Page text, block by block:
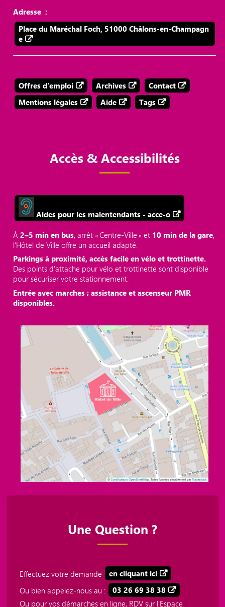
Adresse :
Place du Maréchal Foch, 51000 Châlons-en-Champagn
e
Offres d'emploi Archives
Contact
Mentions légales
Aide Tags
Accès & Accessibilités
Aides pour les malentendants - acce-o
À2–5 min en bus, arrêt « Centre‑Ville » et 10 min de la gare,
l’Hôtel de Ville offre un accueil adapté.
Parkings à proximité, accès facile en vélo et trottinette.
Des points d'attache pour vélo et trottinette sont disponible
pour sécuriser votre stationnement.
Entrée avec marches ; assistance et ascenseur PMR
disponibles.
Une Question ?
Effectuez votre demande
en cliquant ici
Ou bien appelez-nous au :
03 26 69 38 38
Ou pour vos démarches en ligne, RDV sur l'Espace